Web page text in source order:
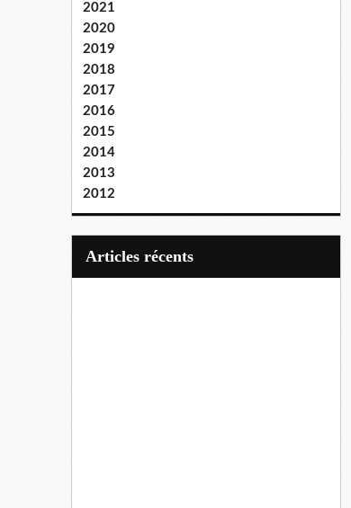
2021
2020
2019
2018
2017
2016
2015
2014
2013
2012
articles récents